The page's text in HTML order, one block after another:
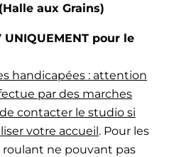
aux Grains)
UNIQUEMENT pour le
handicapées : attention
par des marches
contacter le studio si
votre accueil. Pour les
ne pouvant pas